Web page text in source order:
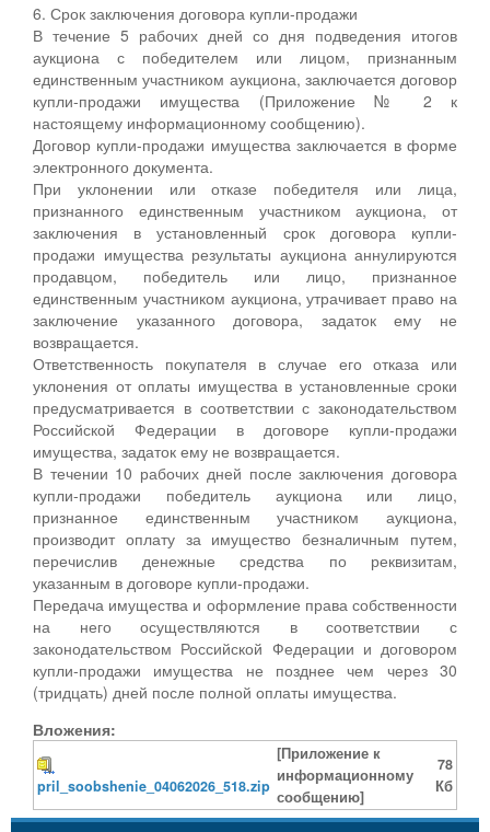
6. Срок заключения договора купли-продажи
В течение 5 рабочих дней со дня подведения итогов
аукциона с победителем или лицом, признанным
единственным участником аукциона, заключается договор
купли-продажи имущества (Приложение № 2 к
настоящему информационному сообщению).
Договор купли-продажи имущества заключается в форме
электронного документа.
При уклонении или отказе победителя или лица,
признанного единственным участником аукциона, от
заключения в установленный срок договора купли-
продажи имущества результаты аукциона аннулируются
продавцом, победитель или лицо, признанное
единственным участником аукциона, утрачивает право на
заключение указанного договора, задаток ему не
возвращается.
Ответственность покупателя в случае его отказа или
уклонения от оплаты имущества в установленные сроки
предусматривается в соответствии с законодательством
Российской Федерации в договоре купли-продажи
имущества, задаток ему не возвращается.
В течении 10 рабочих дней после заключения договора
купли-продажи победитель аукциона или лицо,
признанное единственным участником аукциона,
производит оплату за имущество безналичным путем,
перечислив денежные средства по реквизитам,
указанным в договоре купли-продажи.
Передача имущества и оформление права собственности
на него осуществляются в соответствии с
законодательством Российской Федерации и договором
купли-продажи имущества не позднее чем через 30
(тридцать) дней после полной оплаты имущества.
Вложения:
pril_soobshenie_04062026_518.zip
[Приложение к
информационному
сообщению]
78
Кб